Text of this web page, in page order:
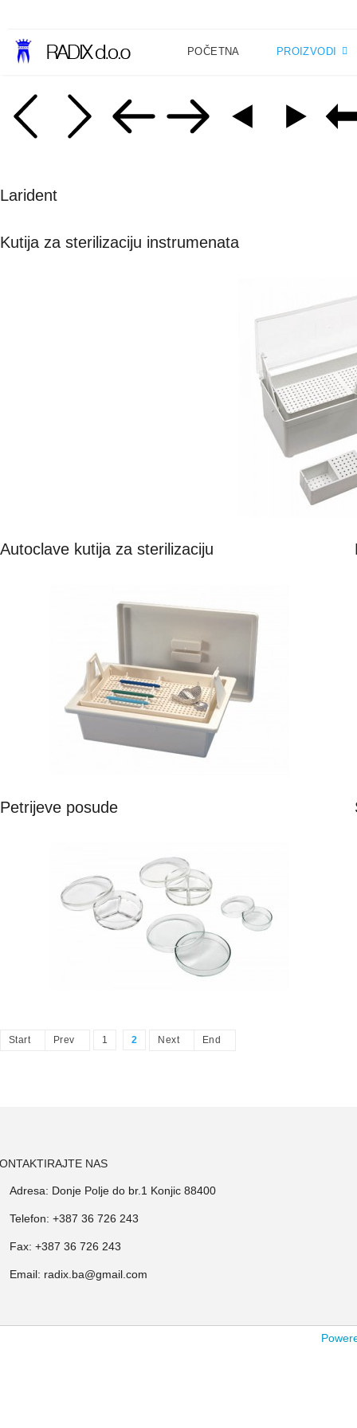
POČETNA PROIZVODI
Larident
Kutija za sterilizaciju instrumenata
Autoclave kutija za sterilizaciju
Petrijeve posude
Start Prev 1 2 Next End
NAS
Adresa: Donje Polje do br.1 Konjic 88400
Telefon: +387 36 726 243
Fax: +387 36 726 243
Email: radix.ba@gmail.com